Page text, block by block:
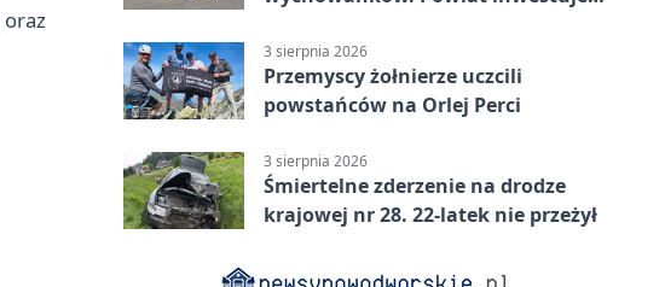
oraz
3 sierpnia 2026
Przemyscy żołnierze uczcili
powstańców na Orlej Perci
3 sierpnia 2026
Śmiertelne zderzenie na drodze
krajowej nr 28. 22-latek nie przeżył